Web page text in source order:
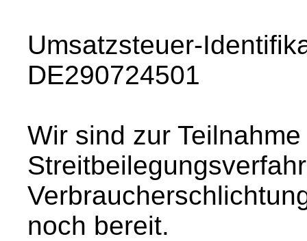
Umsatzsteuer-
DE290724501
Wir sind zur
noch bereit.